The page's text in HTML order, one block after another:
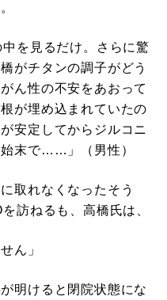
中を見るだけ。さらに驚
がチタンの調子がどう
ん性の不安をあおって
が埋め込まれていたの
安定してからジルコニ
末で……」（男性）
取れなくなったそう
訪ねるも、高橋氏は、
ん」
明けると閉院状態にな